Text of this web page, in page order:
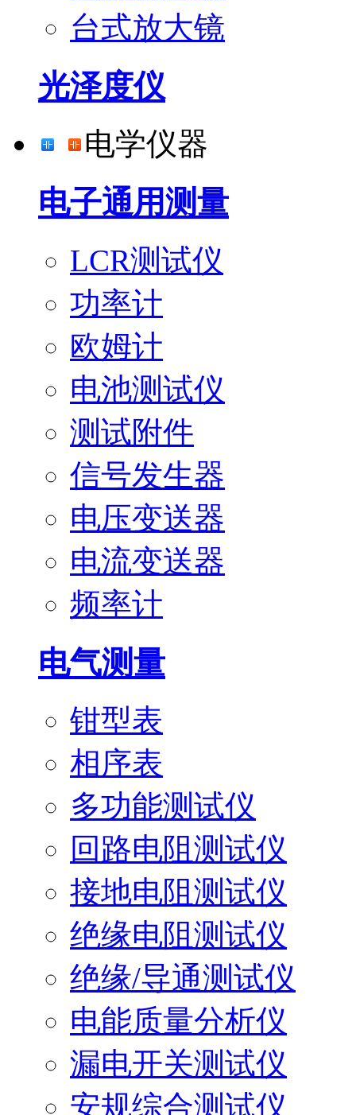
台式放大镜
光泽度仪
电学仪器
电子通用测量
LCR测试仪
功率计
欧姆计
电池测试仪
测试附件
信号发生器
电压变送器
电流变送器
频率计
电气测量
钳型表
相序表
多功能测试仪
回路电阻测试仪
接地电阻测试仪
绝缘电阻测试仪
绝缘/导通测试仪
电能质量分析仪
漏电开关测试仪
安规综合测试仪